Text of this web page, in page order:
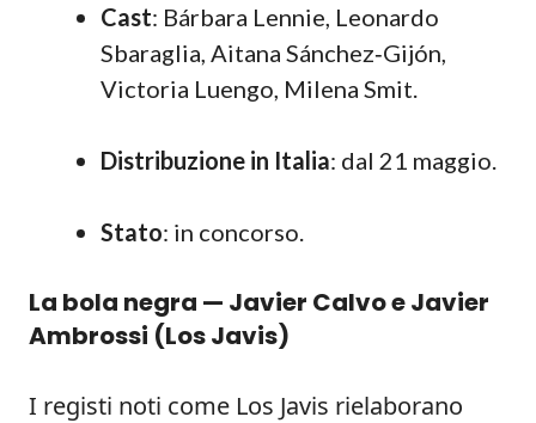
Cast: Bárbara Lennie, Leonardo
Sbaraglia, Aitana Sánchez‑Gijón,
Victoria Luengo, Milena Smit.
Distribuzione in Italia: dal 21 maggio.
Stato: in concorso.
La bola negra — Javier Calvo e Javier
Ambrossi (Los Javis)
I registi noti come Los Javis rielaborano